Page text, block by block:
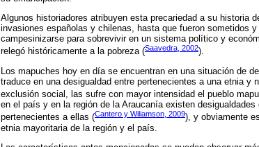
Algunos historiadores atribuyen esta precariedad a su historia
invasiones españolas y chilenas, hasta que fueron sometidos
campesinizarse para sobrevivir en un sistema político y
relegó históricamente a la pobreza (Saavedra, 2002).
Los mapuches hoy en día se encuentran en una situación de
traduce en una desigualdad entre pertenecientes a una etnia
exclusión social, las sufre con mayor intensidad el pueblo
en el país y en la región de la Araucanía existen
pertenecientes a ellas (Cantero y Wiliamson, 2009), y obviamente
etnia mayoritaria de la región y el país.